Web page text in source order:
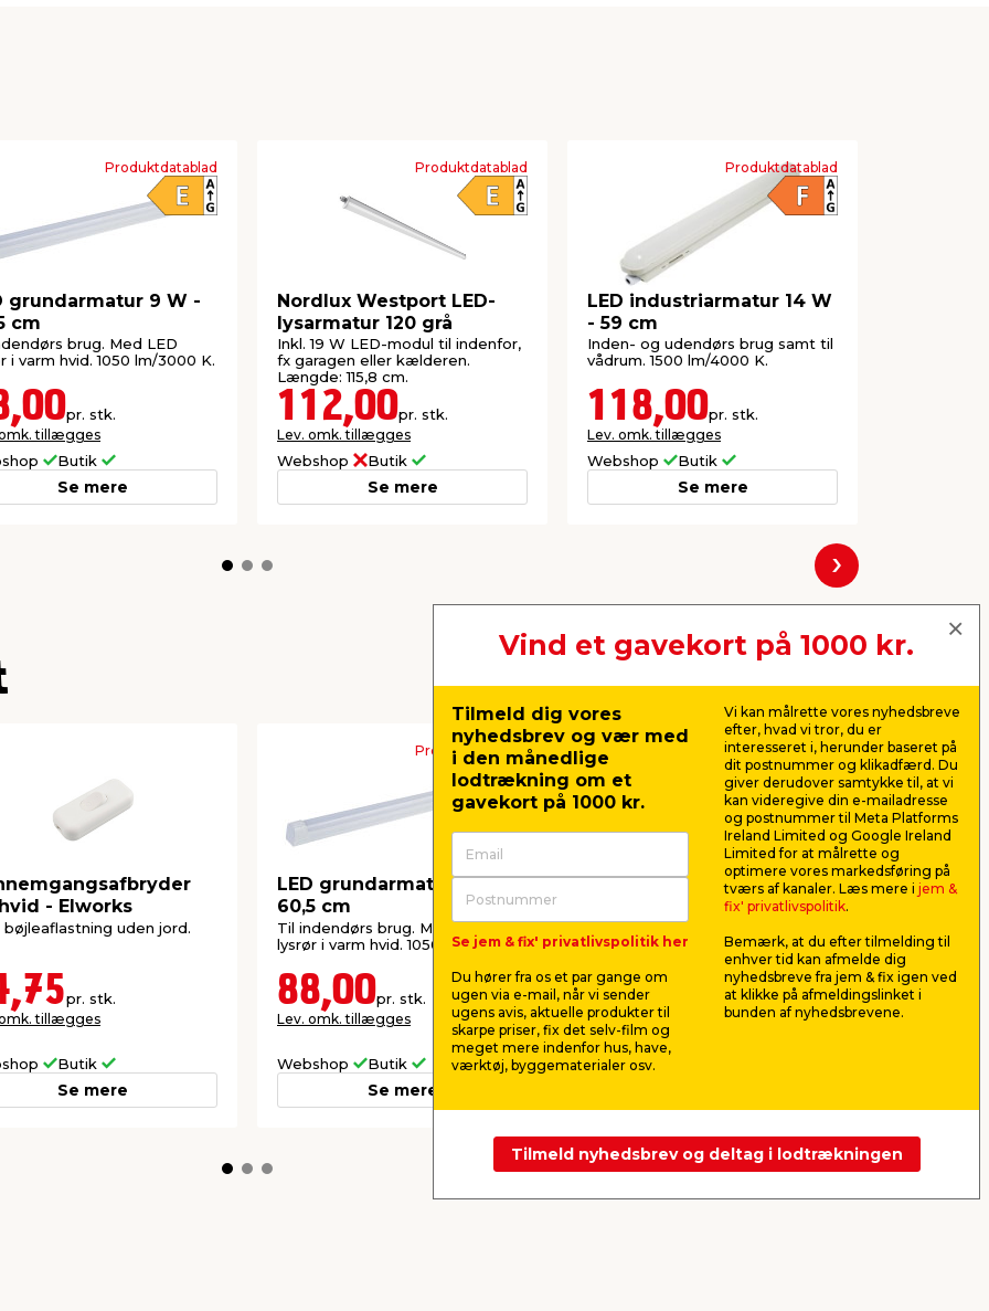
Produktdatablad
grundarmatur 9 W -
cm
brug. Med LED
i varm hvid. 1050 lm/3000 K.
pr. stk.
tillægges
Butik
Se mere
Produktdatablad
Nordlux Westport LED-
lysarmatur 120 grå
Inkl. 19 W LED-modul til indenfor,
fx garagen eller kælderen.
Længde: 115,8 cm.
112,00pr. stk.
Lev. omk. tillægges
Webshop Butik
Se mere
Produktdatablad
LED industriarmatur 14 W
- 59 cm
Inden- og udendørs brug samt til
vådrum. 1500 lm/4000 K.
118,00pr. stk.
Lev. omk. tillægges
Webshop Butik
Se mere
Næste
- Elworks
bøjleaflastning uden jord.
pr. stk.
tillægges
Butik
Se mere
Produktdatablad
LED grundarmatur 9 W -
60,5 cm
Til indendørs brug. Med LED
lysrør i varm hvid. 1050 lm/3000 K.
88,00pr. stk.
Lev. omk. tillægges
Webshop Butik
Se mere
Ledning rund hvid 2 x
0,75 mm² 10 meter -
Elworks
Kan bruges som
monteringsledning samt
forlængerledning ved montering
af stikprop og mellemled.
39,00
pr. stk.
3,90pr. mtr.
Lev. omk. tillægges
Webshop
Lev. omk.
Vind et gavekort på 1000 kr.
Tilmeld dig vores
nyhedsbrev og vær med
i den månedlige
lodtrækning om et
gavekort på 1000 kr.
Se jem & fix' privatlivspolitik her
Du hører fra os et par gange om
ugen via e-mail, når vi sender
ugens avis, aktuelle produkter til
skarpe priser, fix det selv-film og
meget mere indenfor hus, have,
værktøj, byggematerialer osv.
Vi kan målrette vores nyhedsbreve
efter, hvad vi tror, du er
interesseret i, herunder baseret på
dit postnummer og klikadfærd. Du
giver derudover samtykke til, at vi
kan videregive din e-mailadresse
og postnummer til Meta Platforms
Ireland Limited og Google Ireland
Limited for at målrette og
optimere vores markedsføring på
tværs af kanaler. Læs mere i jem &
fix' privatlivspolitik.
Bemærk, at du efter tilmelding til
enhver tid kan afmelde dig
nyhedsbreve fra jem & fix igen ved
at klikke på afmeldingslinket i
bunden af nyhedsbrevene.
Tilmeld nyhedsbrev og deltag i lodtrækningen